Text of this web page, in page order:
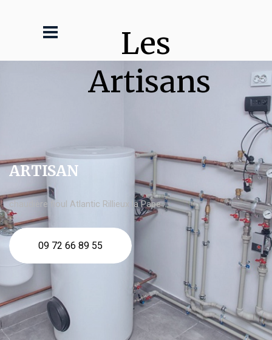
Les
Artisans
ARTISAN
chaudière fioul Atlantic Rillieux la Pape
09 72 66 89 55